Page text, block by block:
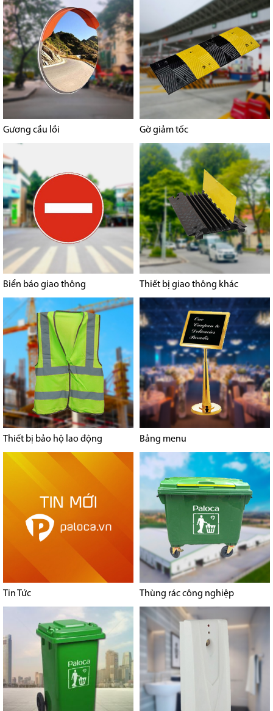
Gương cầu lồi Gờ giảm tốc
Biển báo giao thông Thiết bị giao thông khác
Thiết bị bảo hộ lao động Bảng menu
Tin Tức Thùng rác công nghiệp